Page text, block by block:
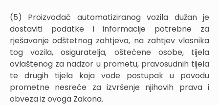
(5) Proizvođač automatiziranog vozila dužan je
dostaviti podatke i informacije potrebne za
rješavanje odštetnog zahtjeva, na zahtjev vlasnika
tog vozila, osiguratelja, oštećene osobe, tijela
ovlaštenog za nadzor u prometu, pravosudnih tijela
te drugih tijela koja vode postupak u povodu
prometne nesreće za izvršenje njihovih prava i
obveza iz ovoga Zakona.